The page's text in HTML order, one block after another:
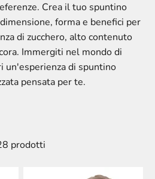
Crea il tuo spuntino
forma e benefici per
di zucchero, alto contenuto
Immergiti nel mondo di
un'esperienza di spuntino
pensata per te.
prodotti